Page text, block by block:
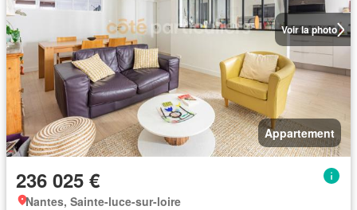
Voir la photo
Appartement
236 025 €
Nantes, Sainte-luce-sur-loire